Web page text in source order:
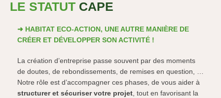
LE STATUT CAPE
➜ HABITAT ECO-ACTION, UNE AUTRE MANIÈRE DE
CRÉER ET DÉVELOPPER SON ACTIVITÉ !
La création d’entreprise passe souvent par des moments
de doutes, de rebondissements, de remises en question, …
Notre rôle est d’accompagner ces phases, de vous aider à
structurer et sécuriser votre projet, tout en favorisant la